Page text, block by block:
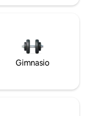
Gimnasio